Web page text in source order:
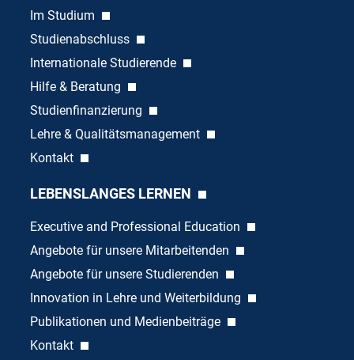
Im Studium
Studienabschluss
Internationale Studierende
Hilfe & Beratung
Studienfinanzierung
Lehre & Qualitätsmanagement
Kontakt
LEBENSLANGES LERNEN
Executive and Professional Education
Angebote für unsere Mitarbeitenden
Angebote für unsere Studierenden
Innovation in Lehre und Weiterbildung
Publikationen und Medienbeiträge
Kontakt